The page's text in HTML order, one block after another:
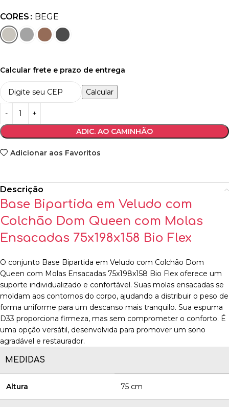
CORES BEGE
Calcular frete e prazo de entrega
Calcular
ADIC. AO CAMINHÃO
Adicionar aos Favoritos
Descrição
Base Bipartida em Veludo com
Colchão Dom Queen com Molas
Ensacadas 75x198x158 Bio Flex
O conjunto Base Bipartida em Veludo com Colchão Dom
Queen com Molas Ensacadas 75x198x158 Bio Flex oferece um
suporte individualizado e confortável. Suas molas ensacadas se
moldam aos contornos do corpo, ajudando a distribuir o peso de
forma uniforme para um descanso mais tranquilo. Sua espuma
D33 proporciona firmeza, mas sem comprometer o conforto. É
uma opção versátil, desenvolvida para promover um sono
agradável e restaurador.
MEDIDAS
Altura 75 cm